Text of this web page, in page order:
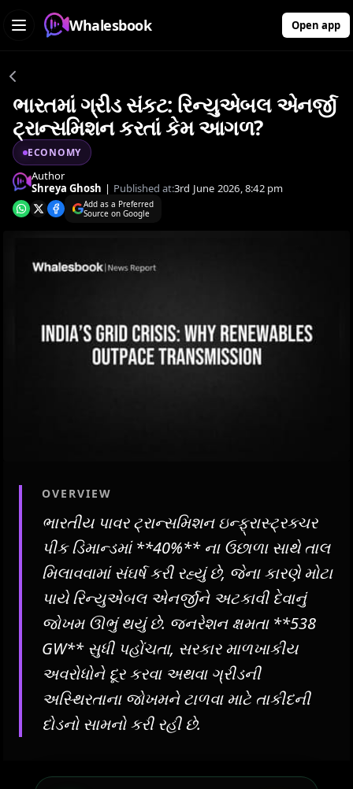
Whalesbook Open app
ભારતમાં ગ્રીડ સંકટ: રિન્યુએબલ એનર્જી
ટ્રાન્સમિશન કરતાં કેમ આગળ?
ECONOMY
Author
Shreya Ghosh | Published at:3rd June 2026, 8:42 pm
Add as a Preferred
Source on Google
OVERVIEW
ભારતીય પાવર ટ્રાન્સમિશન ઇન્ફ્રાસ્ટ્રક્ચર
પીક ડિમાન્ડમાં **40%** ના ઉછાળા સાથે તાલ
મિલાવવામાં સંઘર્ષ કરી રહ્યું છે, જેના કારણે મોટા
પાયે રિન્યુએબલ એનર્જીને અટકાવી દેવાનું
જોખમ ઊભું થયું છે. જનરેશન ક્ષમતા **538
GW** સુધી પહોંચતા, સરકાર માળખાકીય
અવરોધોને દૂર કરવા અથવા ગ્રીડની
અસ્થિરતાના જોખમને ટાળવા માટે તાકીદની
દોડનો સામનો કરી રહી છે.